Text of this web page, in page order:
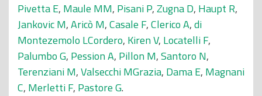
Pivetta E, Maule MM, Pisani P,Zugna D, Haupt R,
Jankovic M,Aricò M,Casale F,Clerico A,di
Montezemolo LCordero, Kiren V, Locatelli F,
Palumbo G, Pession A, Pillon M,Santoro N,
Terenziani M,Valsecchi MGrazia, Dama E, Magnani
C, Merletti F, Pastore G.